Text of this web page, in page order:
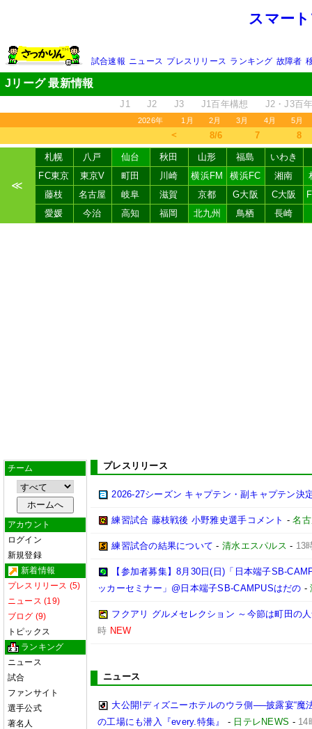
スマー
試合速報 ニュース プレスリリース ランキング 故障者
Jリーグ 最新情報
J1 J2 J3 J1百年構想 J2・J3百
2026年 1月 2月 3月 4月 5月
＜ 8/6 7 8
≪
札幌 八戸 仙台 秋田 山形 福島
いわき
FC東京
東京V 町田 川崎 横浜FM 横浜FC 湘南
藤枝
名古屋 岐阜 滋賀 京都 G大阪 C大阪
愛媛
今治 高知 福岡 北九州 鳥栖 長崎
チーム
アカウント
ログイン
新規登録
新着情報
プレスリリース (5)
ニュース (19)
ブログ (9)
トピックス
ランキング
ニュース
試合
ファンサイト
選手公式
著名人
プレスリリース
2026-27シーズン キャプテン・副キャプテン決
練習試合 藤枝戦後 小野雅史選手コメント -名
練習試合の結果について -清水エスパルス - 13
【参加者募集】8月30日(日)「日本端子SB-
ッカーセミナー」@日本端子SB-CAMPUSはだの -
フクアリ グルメセレクション ～今節は町田の
時 NEW
ニュース
大公開!ディズニーホテルのウラ側──披露宴“魔
の工場にも潜入『every.特集』
- 日テレNEWS - 14